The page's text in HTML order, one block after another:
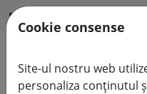
RO
Căutare produse
Cookie consense
Site-ul nostru web
personaliza conținutul